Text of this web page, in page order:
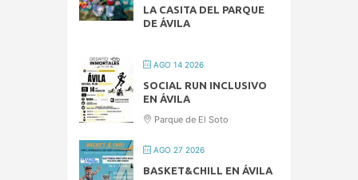
LA CASITA DEL PARQUE
DE ÁVILA
AGO 14 2026
SOCIAL RUN INCLUSIVO
EN ÁVILA
Parque de El Soto
AGO 27 2026
BASKET&CHILL EN ÁVILA